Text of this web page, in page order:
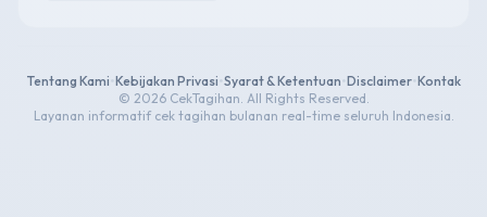
Tentang Kami •Kebijakan Privasi •Syarat & Ketentuan •Disclaimer•Kontak
© 2026 CekTagihan. All Rights Reserved.
Layanan informatif cek tagihan bulanan real-time seluruh Indonesia.